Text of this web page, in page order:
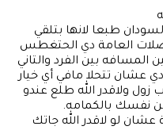
طبعا لانها بتلقي
المواصلات العامة دي الحتغطس
المسافه بين الفرد والتاني
دي عشان تتحلا مافي أي خيار
ولاقدر الله طلع عندو
نفسك بالكمامه.
عشان لو لاقدر الله جاتك